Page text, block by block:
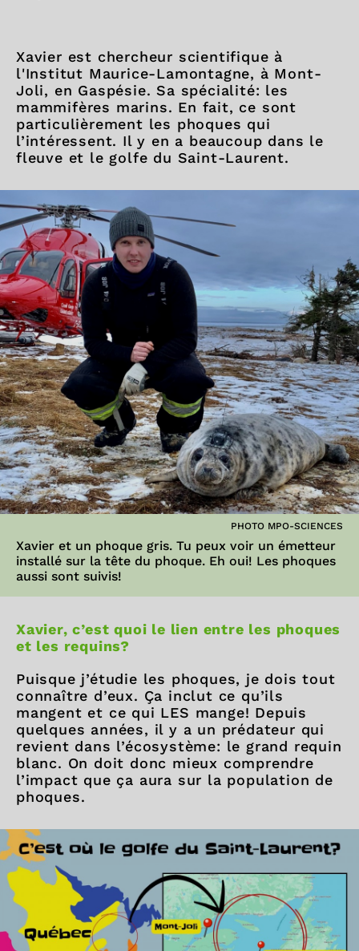
Xavier est chercheur scientifique à
l'Institut Maurice-Lamontagne, à Mont-
Joli, en Gaspésie. Sa spécialité: les
mammifères marins. En fait, ce sont
particulièrement les phoques qui
l’intéressent. Il y en a beaucoup dans le
fleuve et le golfe du Saint-Laurent.
PHOTO MPO-SCIENCES
Xavier et un phoque gris. Tu peux voir un émetteur
installé sur la tête du phoque. Eh oui! Les phoques
aussi sont suivis!
Xavier, c’est quoi le lien entre les phoques
et les requins?
Puisque j’étudie les phoques, je dois tout
connaître d’eux. Ça inclut ce qu’ils
mangent et ce qui LES mange! Depuis
quelques années, il y a un prédateur qui
revient dans l’écosystème: le grand requin
blanc. On doit donc mieux comprendre
l’impact que ça aura sur la population de
phoques.